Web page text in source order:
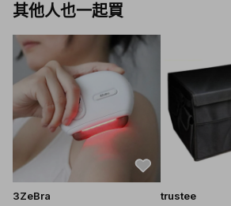
其他人也一起買
3ZeBra
trustee